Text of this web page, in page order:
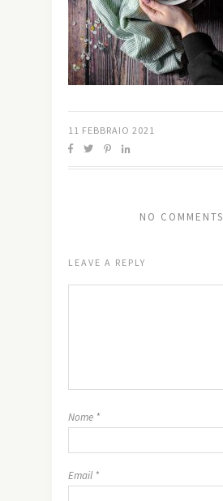
11 FEBBRAIO 2021
NO COMMENTS
LEAVE A REPLY
Nome *
Email *